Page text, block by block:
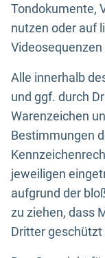
Tondokumente,
nutzen oder auf
Alle innerhalb
und ggf. durch
Warenzeichen
Bestimmungen
jeweiligen
aufgrund der
zu ziehen, dass
Dritter geschützt